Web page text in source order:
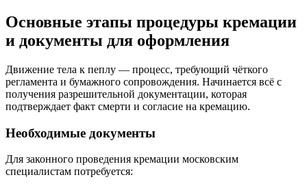
Основные этапы процедуры кремации
и документы для оформления
Движение тела к пеплу — процесс, требующий чёткого
регламента и бумажного сопровождения. Начинается всё с
получения разрешительной документации, которая
подтверждает факт смерти и согласие на кремацию.
Необходимые документы
Для законного проведения кремации московским
специалистам потребуется: